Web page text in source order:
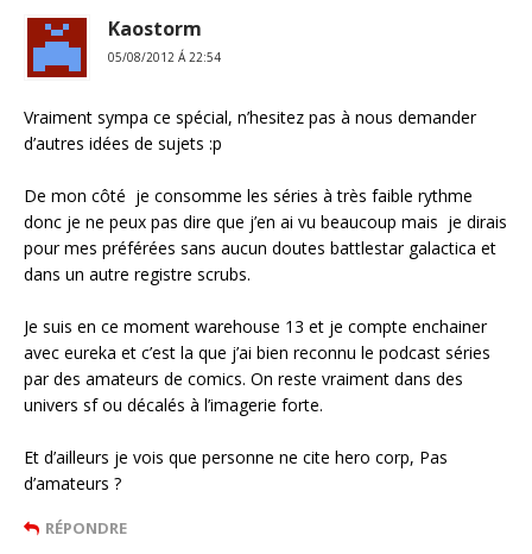
Kaostorm
05/08/2012 Á 22:54
Vraiment sympa ce spécial, n’hesitez pas à nous demander
d’autres idées de sujets :p
De mon côté je consomme les séries à très faible rythme
donc je ne peux pas dire que j’en ai vu beaucoup mais je dirais
pour mes préférées sans aucun doutes battlestar galactica et
dans un autre registre scrubs.
Je suis en ce moment warehouse 13 et je compte enchainer
avec eureka et c’est la que j’ai bien reconnu le podcast séries
par des amateurs de comics. On reste vraiment dans des
univers sf ou décalés à l’imagerie forte.
Et d’ailleurs je vois que personne ne cite hero corp, Pas
d’amateurs ?
RÉPONDRE